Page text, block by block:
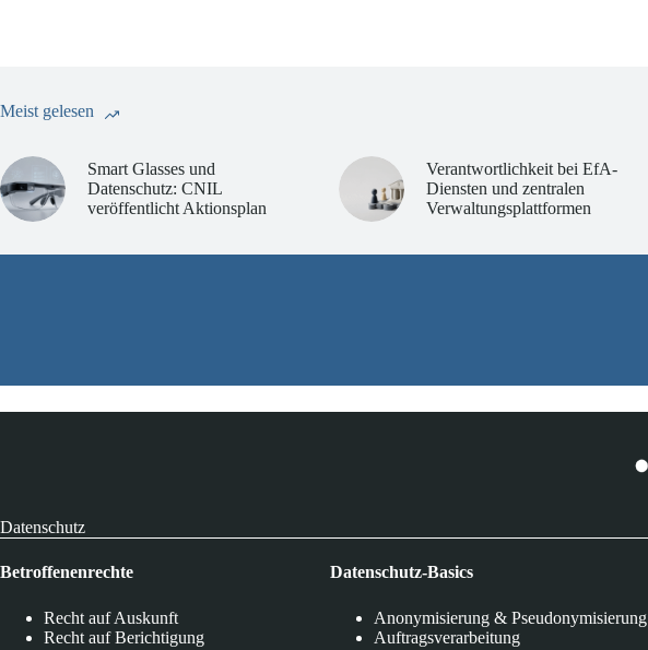
Meist gelesen
Smart Glasses und
Datenschutz: CNIL
veröffentlicht Aktionsplan
Verantwortlichkeit bei EfA-
Diensten und zentralen
Verwaltungsplattformen
Datenschutz
Betroffenenrechte
Recht auf Auskunft
Recht auf Berichtigung
Datenschutz-Basics
Anonymisierung & Pseudonymisierung
Auftragsverarbeitung